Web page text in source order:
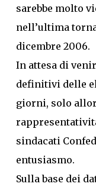
sarebbe molto
nell’ultima
dicembre 2006.
In attesa di
definitivi delle
giorni, solo
sindacati
entusiasmo.
Sulla base dei